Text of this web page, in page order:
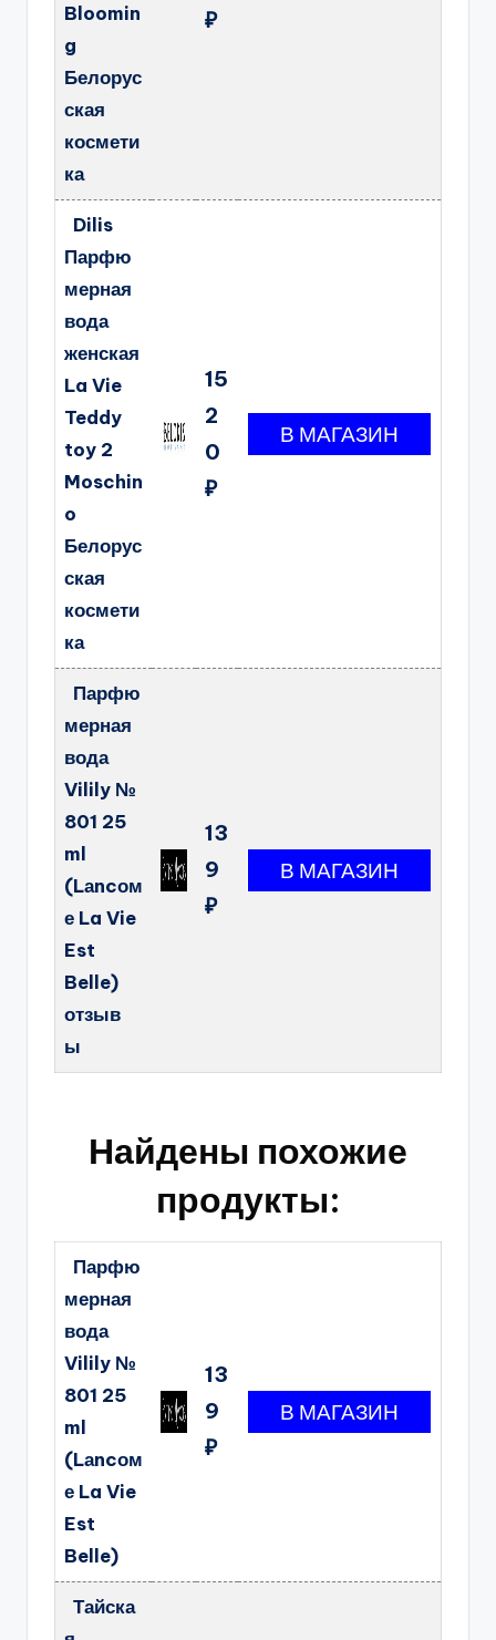
Bloomin
g
Белорус
ская
космети
ка
₽
Dilis
Парфю
мерная
вода
женская
La Vie
Teddy
toy 2
Moschin
o
Белорус
ская
космети
ка
15
2
0
₽
Парфю
мерная
вода
Vilily №
801 25
ml
(Lаncом
е La Vie
Est
Belle)
отзыв
ы
13
9
₽
Найдены похожие
продукты:
Парфю
мерная
вода
Vilily №
801 25
ml
(Lаncом
е La Vie
Est
Belle)
13
9
₽
Тайска